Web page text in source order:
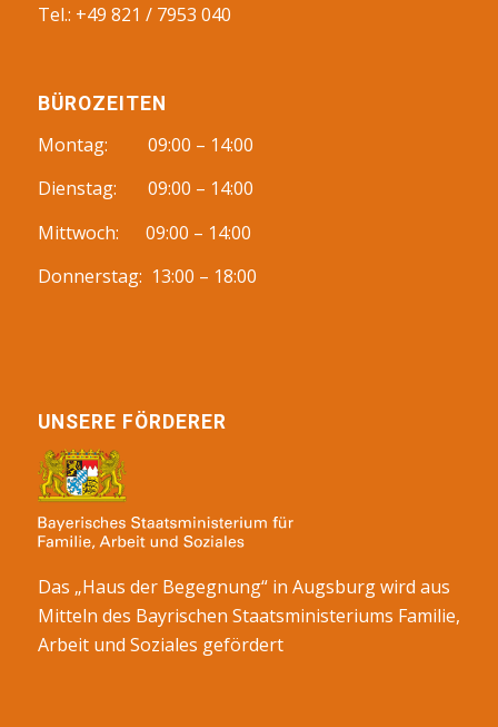
Tel.: +49 821 / 7953 040
BÜROZEITEN
Montag: 09:00 – 14:00
Dienstag: 09:00 – 14:00
Mittwoch: 09:00 – 14:00
Donnerstag: 13:00 – 18:00
UNSERE FÖRDERER
Das „Haus der Begegnung“ in Augsburg wird aus
Mitteln des Bayrischen Staatsministeriums Familie,
Arbeit und Soziales gefördert